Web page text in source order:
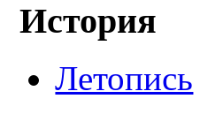
История
Летопись